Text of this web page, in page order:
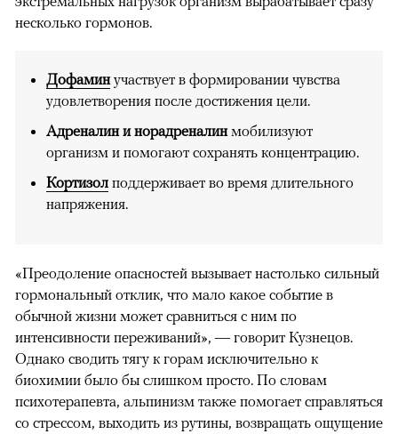
несколько гормонов.
Дофаминучаствует в формировании чувства
удовлетворения после достижения цели.
Адреналин и норадреналинмобилизуют
организм и помогают сохранять концентрацию.
Кортизол поддерживает во время длительного
напряжения.
«Преодоление опасностей вызывает настолько сильный
гормональный отклик, что мало какое событие в
обычной жизни может сравниться с ним по
интенсивности переживаний», — говорит Кузнецов.
Однако сводить тягу к горам исключительно к
биохимии было бы слишком просто. По словам
психотерапевта, альпинизм также помогает справляться
со стрессом, выходить из рутины, возвращать ощущение